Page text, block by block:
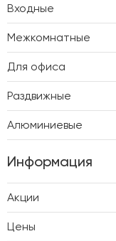
Входные
Межкомнатные
Для офиса
Раздвижные
Алюминиевые
Информация
Акции
Цены